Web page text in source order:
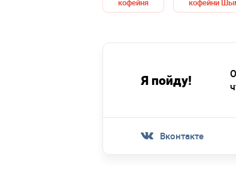
кофейня кофейни
Я пойду!
Вконтакте